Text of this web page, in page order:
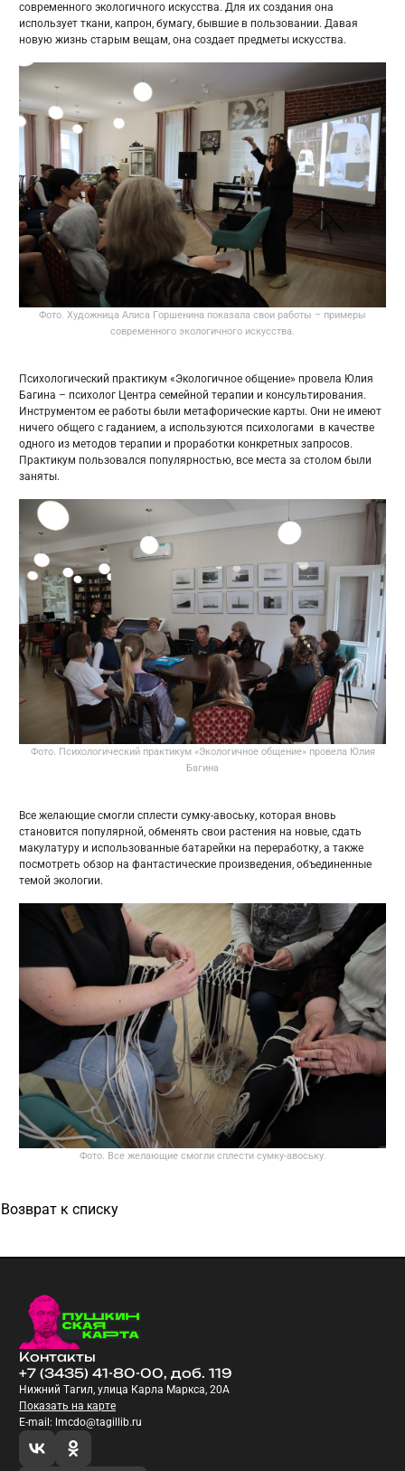
современного экологичного искусства. Для их создания она
использует ткани, капрон, бумагу, бывшие в пользовании. Давая
новую жизнь старым вещам, она создает предметы искусства.
Фото. Художница Алиса Горшенина показала свои работы – примеры
современного экологичного искусства.
Психологический практикум «Экологичное общение» провела Юлия
Багина – психолог Центра семейной терапии и консультирования.
Инструментом ее работы были метафорические карты. Они не имеют
ничего общего с гаданием, а используются психологами в качестве
одного из методов терапии и проработки конкретных запросов.
Практикум пользовался популярностью, все места за столом были
заняты.
Фото. Психологический практикум «Экологичное общение» провела Юлия
Багина
Все желающие смогли сплести сумку-авоську, которая вновь
становится популярной, обменять свои растения на новые, сдать
макулатуру и использованные батарейки на переработку, а также
посмотреть обзор на фантастические произведения, объединенные
темой экологии.
Фото. Все желающие смогли сплести сумку-авоську.
Возврат к списку
Контакты
+7 (3435) 41-80-00, доб. 119
Нижний Тагил, улица Карла Маркса, 20А
Показать на карте
E-mail: lmcdo@tagillib.ru